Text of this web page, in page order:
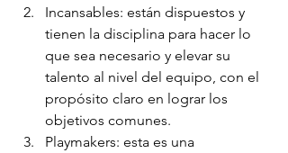
Incansables: están dispuestos y
tienen la disciplina para hacer lo
que sea necesario y elevar su
talento al nivel del equipo, con el
propósito claro en lograr los
objetivos comunes.
Playmakers: esta es una